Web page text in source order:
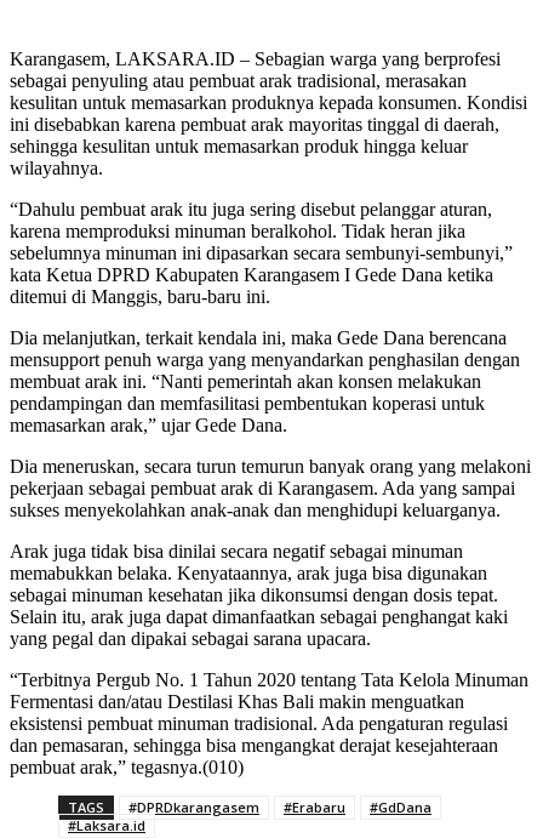
Karangasem, LAKSARA.ID – Sebagian warga yang berprofesi
sebagai penyuling atau pembuat arak tradisional, merasakan
kesulitan untuk memasarkan produknya kepada konsumen. Kondisi
ini disebabkan karena pembuat arak mayoritas tinggal di daerah,
sehingga kesulitan untuk memasarkan produk hingga keluar
wilayahnya.
“Dahulu pembuat arak itu juga sering disebut pelanggar aturan,
karena memproduksi minuman beralkohol. Tidak heran jika
sebelumnya minuman ini dipasarkan secara sembunyi-sembunyi,”
kata Ketua DPRD Kabupaten Karangasem I Gede Dana ketika
ditemui di Manggis, baru-baru ini.
Dia melanjutkan, terkait kendala ini, maka Gede Dana berencana
mensupport penuh warga yang menyandarkan penghasilan dengan
membuat arak ini. “Nanti pemerintah akan konsen melakukan
pendampingan dan memfasilitasi pembentukan koperasi untuk
memasarkan arak,” ujar Gede Dana.
Dia meneruskan, secara turun temurun banyak orang yang melakoni
pekerjaan sebagai pembuat arak di Karangasem. Ada yang sampai
sukses menyekolahkan anak-anak dan menghidupi keluarganya.
Arak juga tidak bisa dinilai secara negatif sebagai minuman
memabukkan belaka. Kenyataannya, arak juga bisa digunakan
sebagai minuman kesehatan jika dikonsumsi dengan dosis tepat.
Selain itu, arak juga dapat dimanfaatkan sebagai penghangat kaki
yang pegal dan dipakai sebagai sarana upacara.
“Terbitnya Pergub No. 1 Tahun 2020 tentang Tata Kelola Minuman
Fermentasi dan/atau Destilasi Khas Bali makin menguatkan
eksistensi pembuat minuman tradisional. Ada pengaturan regulasi
dan pemasaran, sehingga bisa mengangkat derajat kesejahteraan
pembuat arak,” tegasnya.(010)
TAGS #DPRDkarangasem #Erabaru
#GdDana
#Laksara.id